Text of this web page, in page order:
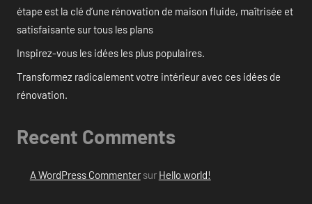
étape est la clé d’une rénovation de maison fluide, maîtrisée et
satisfaisante sur tous les plans
Inspirez-vous les idées les plus populaires.
Transformez radicalement votre intérieur avec ces idées de
rénovation.
Recent Comments
A WordPress Commentersur Hello world!